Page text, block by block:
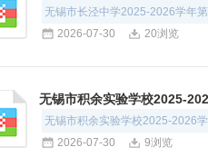
无锡市长泾中学2025-2026学年
2026-07-30
20浏览
无锡市积余实验学校2025-
无锡市积余实验学校2025-2026
2026-07-30
9浏览